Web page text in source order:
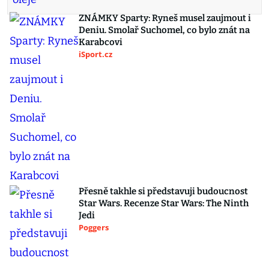
ZNÁMKY Sparty: Ryneš musel zaujmout i
Deniu. Smolař Suchomel, co bylo znát na
Karabcovi
iSport.cz
Přesně takhle si představuji budoucnost
Star Wars. Recenze Star Wars: The Ninth
Jedi
Poggers